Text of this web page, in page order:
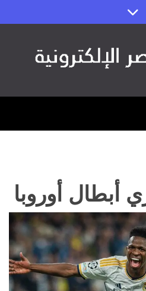
أبطال أوروبا